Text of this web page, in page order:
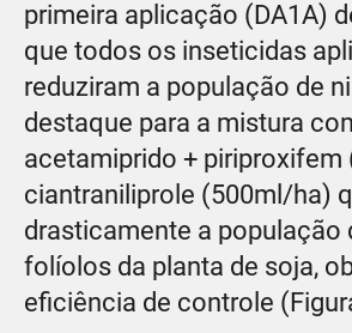
primeira aplicação (DA1A)
que todos os inseticidas
reduziram a população de
destaque para a mistura
acetamiprido + piriproxifem
ciantraniliprole (500ml/ha)
drasticamente a população
folíolos da planta de soja,
eficiência de controle